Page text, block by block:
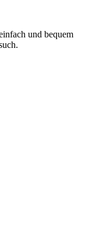
und bequem